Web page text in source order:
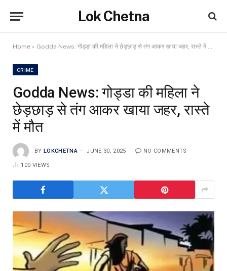
Lok Chetna
Home » Godda News: गोड्डा की महिला ने छेड़छाड़ से तंग आकर खाया जहर, रास्ते में मौत
CRIME
Godda News: गोड्डा की महिला ने
छेड़छाड़ से तंग आकर खाया जहर, रास्ते
में मौत
BY LOKCHETNA JUNE 30, 2025 NO COMMENTS
100 VIEWS